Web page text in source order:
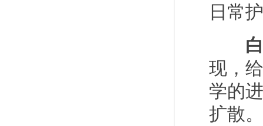
日常
白
现，
学的
扩散。